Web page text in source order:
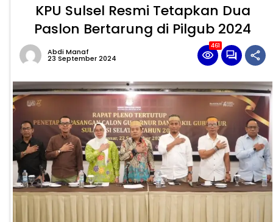
KPU Sulsel Resmi Tetapkan Dua
Paslon Bertarung di Pilgub 2024
Abdi Manaf
23 September 2024
461